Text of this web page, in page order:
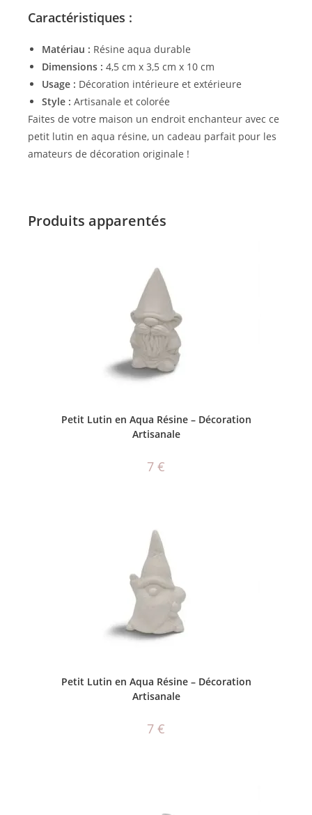
Caractéristiques :
Matériau : Résine aqua durable
Dimensions : 4,5 cm x 3,5 cm x 10 cm
Usage : Décoration intérieure et extérieure
Style : Artisanale et colorée
Faites de votre maison un endroit enchanteur avec ce
petit lutin en aqua résine, un cadeau parfait pour les
amateurs de décoration originale !
Produits apparentés
Petit Lutin en Aqua Résine – Décoration
Artisanale
7 €
Petit Lutin en Aqua Résine – Décoration
Artisanale
7 €